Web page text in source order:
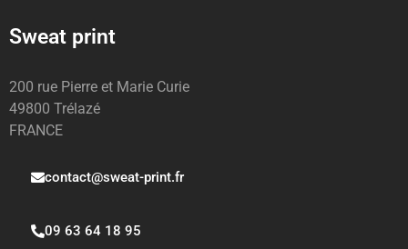
Sweat print
200 rue Pierre et Marie Curie
49800 Trélazé
FRANCE
contact@sweat-print.fr
09 63 64 18 95